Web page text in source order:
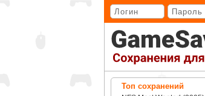
Топ сохранений